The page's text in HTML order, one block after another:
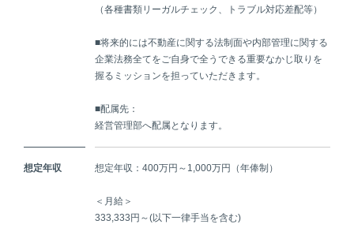
（各種書類リーガルチェック、トラブル対応差配等）
■将来的には不動産に関する法制面や内部管理に関する
企業法務全てをご自身で全うできる重要なかじ取りを
握るミッションを担っていただきます。
■配属先：
経営管理部へ配属となります。
想定年収 想定年収：400万円～1,000万円（年俸制）
＜月給＞
333,333円～(以下一律手当を含む)